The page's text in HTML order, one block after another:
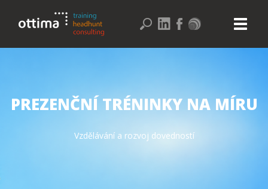
PREZENČNÍ TRÉNINKY NA MÍRU
Vzdělávání a rozvoj dovedností